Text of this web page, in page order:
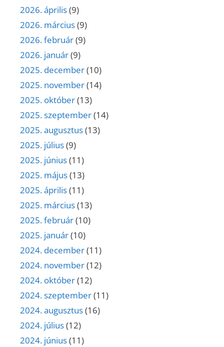
2026. április(9)
2026. március(9)
2026. február(9)
2026. január(9)
2025. december(10)
2025. november(14)
2025. október(13)
2025. szeptember(14)
2025. augusztus(13)
2025. július(9)
2025. június(11)
2025. május(13)
2025. április(11)
2025. március(13)
2025. február(10)
2025. január(10)
2024. december(11)
2024. november(12)
2024. október(12)
2024. szeptember(11)
2024. augusztus(16)
2024. július(12)
2024. június(11)